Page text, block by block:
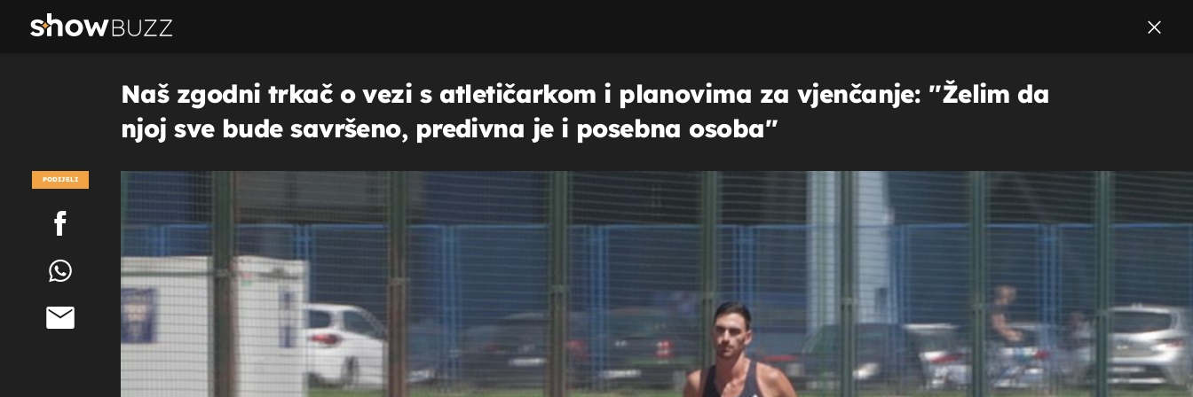
Naš zgodni trkač o vezi s atletičarkom i planovima za vjenčanje: ''Želim da
njoj sve bude savršeno, predivna je i posebna osoba''
PODIJELI
POGLEDAJ